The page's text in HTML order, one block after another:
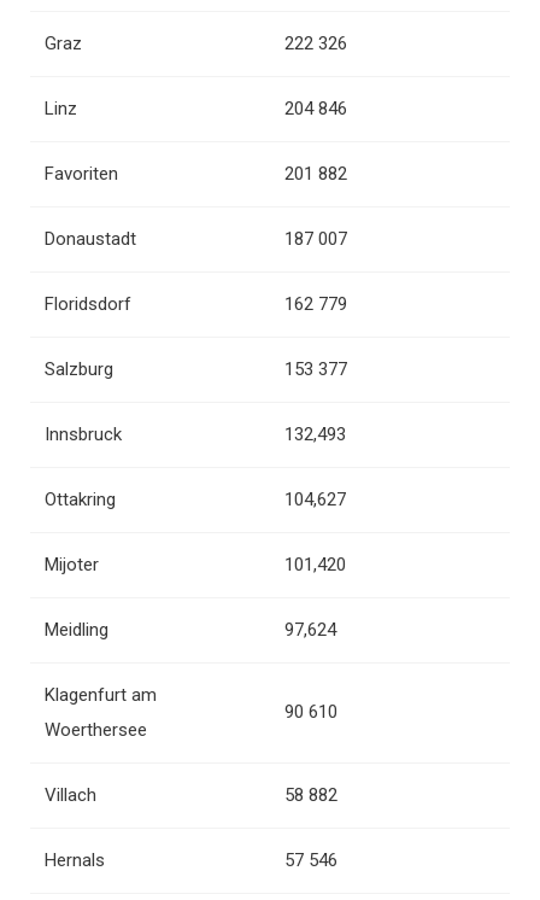
Graz 222 326
Linz 204 846
Favoriten 201 882
Donaustadt 187 007
Floridsdorf 162 779
Salzburg 153 377
Innsbruck 132,493
Ottakring 104,627
Mijoter 101,420
Meidling 97,624
Klagenfurt am
Woerthersee
90 610
Villach 58 882
Hernals 57 546